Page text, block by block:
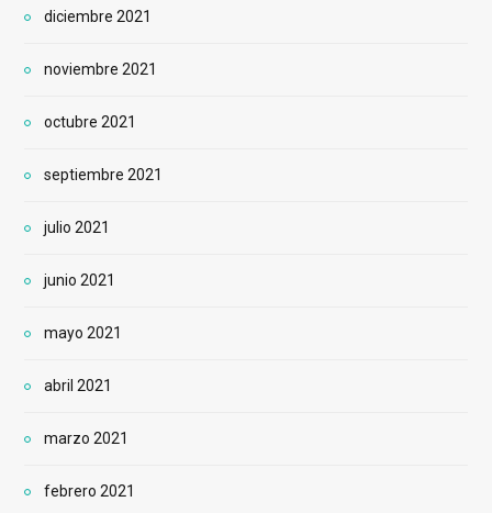
diciembre 2021
noviembre 2021
octubre 2021
septiembre 2021
julio 2021
junio 2021
mayo 2021
abril 2021
marzo 2021
febrero 2021